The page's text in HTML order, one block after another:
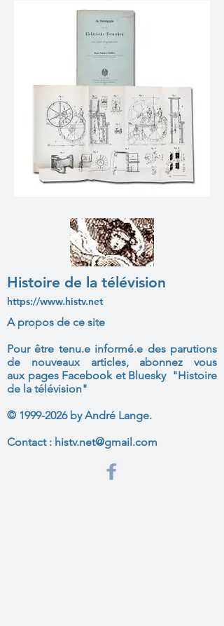
Histoire de la télévision
https://www.histv.net
A propos de ce site
Pour être tenu.e informé.e des parutions
de nouveaux articles, abonnez vous
aux pages Facebook et Bluesky "Histoire
de la télévision"
© 1999-2026by André Lange.
Contact : histv.net@gmail.com